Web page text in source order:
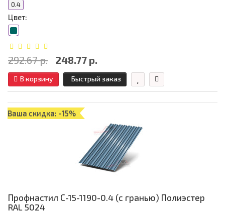
0.4
Цвет:
292.67 р. 248.77 р.
В корзину Быстрый заказ
Ваша скидка: -15%
Профнастил С-15-1190-0.4 (с гранью) Полиэстер
RAL 5024